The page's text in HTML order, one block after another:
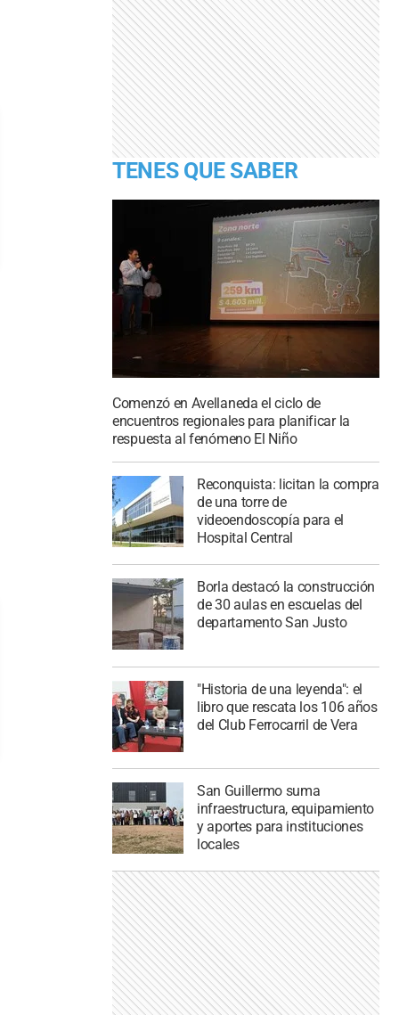
TENES QUE SABER
Comenzó en Avellaneda el ciclo de
encuentros regionales para planificar la
respuesta al fenómeno El Niño
Reconquista: licitan la compra
de una torre de
videoendoscopía para el
Hospital Central
Borla destacó la construcción
de 30 aulas en escuelas del
departamento San Justo
"Historia de una leyenda": el
libro que rescata los 106 años
del Club Ferrocarril de Vera
San Guillermo suma
infraestructura, equipamiento
y aportes para instituciones
locales